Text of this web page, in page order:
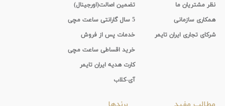
نظر مشتریان ما
همکاری سازمانی
شرکای تجاری ایران تایمر
تضمین اصالت(اورجینال)
5 سال گارانتی ساعت مچی
خدمات پس از فروش
خرید اقساطی ساعت مچی
کارت هدیه ایران تایمر
آی-کلاب